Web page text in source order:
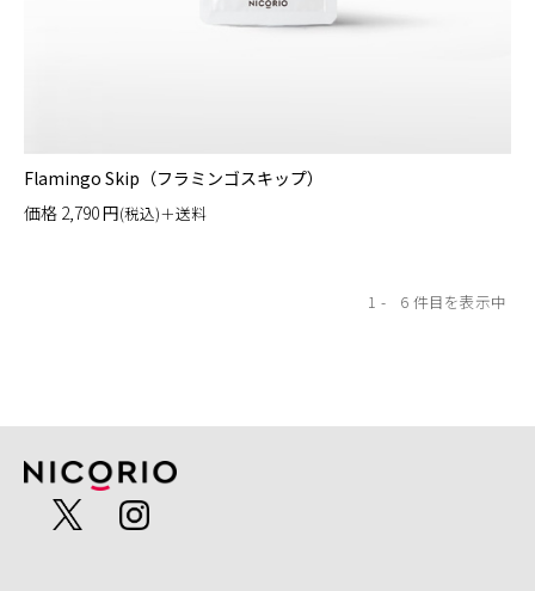
Flamingo Skip（フラミンゴスキップ）
価格 2,790円(税込)＋送料
1 6